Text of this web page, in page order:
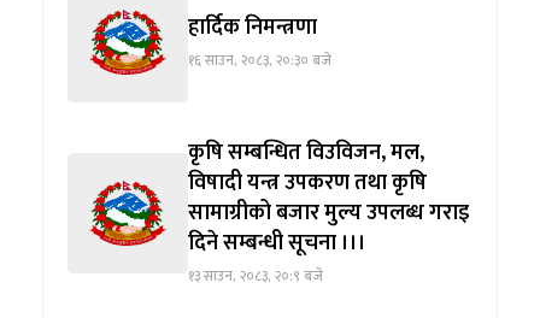
हार्दिक निमन्त्रणा
१६ साउन, २०८३, २०:३० बजे
कृषि सम्बन्धित विउविजन, मल,
विषादी यन्त्र उपकरण तथा कृषि
सामाग्रीको बजार मुल्य उपलब्ध गराइ
दिने सम्बन्धी सूचना ।।।
१३ साउन, २०८३, २०:९ बजे